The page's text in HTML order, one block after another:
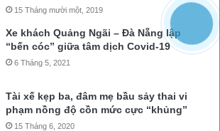
15 Tháng mười một, 2019
Xe khách Quảng Ngãi – Đà Nẵng lập
“bến cóc” giữa tâm dịch Covid-19
6 Tháng 5, 2021
Tài xế kẹp ba, đâm mẹ bầu sảy thai vi
phạm nồng độ cồn mức cực “khủng”
15 Tháng 6, 2020